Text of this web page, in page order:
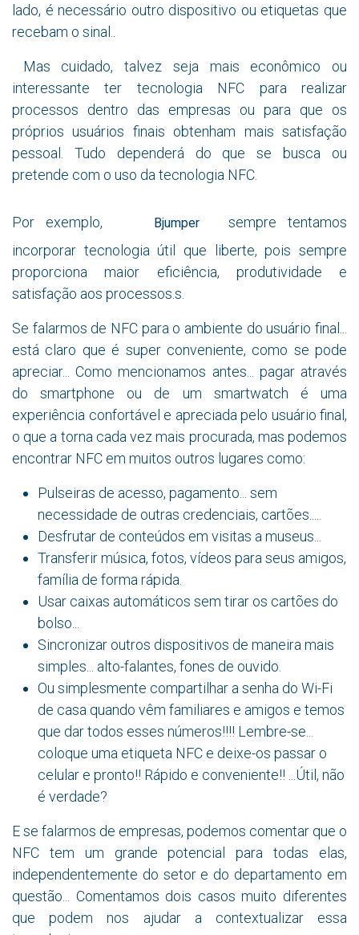
lado, é necessário outro dispositivo ou etiquetas que
recebam o sinal..
Mas cuidado, talvez seja mais econômico ou
interessante ter tecnologia NFC para realizar
processos dentro das empresas ou para que os
próprios usuários finais obtenham mais satisfação
pessoal. Tudo dependerá do que se busca ou
pretende com o uso da tecnologia NFC.
Por exemplo, Bjumper
sempre tentamos
incorporar tecnologia útil que liberte, pois sempre
proporciona maior eficiência, produtividade e
satisfação aos processos.s.
Se falarmos de NFC para o ambiente do usuário final...
está claro que é super conveniente, como se pode
apreciar... Como mencionamos antes... pagar através
do smartphone ou de um smartwatch é uma
experiência confortável e apreciada pelo usuário final,
o que a torna cada vez mais procurada, mas podemos
encontrar NFC em muitos outros lugares como:
Pulseiras de acesso, pagamento... sem
necessidade de outras credenciais, cartões.....
Desfrutar de conteúdos em visitas a museus...
Transferir música, fotos, vídeos para seus amigos,
família de forma rápida.
Usar caixas automáticos sem tirar os cartões do
bolso...
Sincronizar outros dispositivos de maneira mais
simples... alto-falantes, fones de ouvido.
Ou simplesmente compartilhar a senha do Wi-Fi
de casa quando vêm familiares e amigos e temos
que dar todos esses números!!!! Lembre-se...
coloque uma etiqueta NFC e deixe-os passar o
celular e pronto!! Rápido e conveniente!! ...Útil, não
é verdade?
E se falarmos de empresas, podemos comentar que o
NFC tem um grande potencial para todas elas,
independentemente do setor e do departamento em
questão... Comentamos dois casos muito diferentes
que podem nos ajudar a contextualizar essa